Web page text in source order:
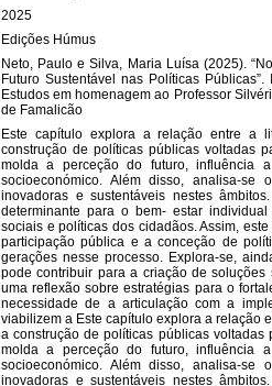
2025
Edições Húmus
Neto, Paulo e Silva, Maria Luísa (2025).
Futuro Sustentável nas Políticas
Estudos em homenagem ao Professor
de Famalicão
Este capítulo explora a relação entre a
construção de políticas públicas voltadas
molda a perceção do futuro, influência
socioeconómico. Além disso, analisa-
inovadoras e sustentáveis nestes
determinante para o bem- estar
sociais e políticas dos cidadãos. Assim,
participação pública e a conceção de
gerações nesse processo. Explora-se,
pode contribuir para a criação de
uma reflexão sobre estratégias para o
necessidade de a articulação com a
viabilizem a Este capítulo explora a relação
a construção de políticas públicas
molda a perceção do futuro, influência
socioeconómico. Além disso, analisa-
inovadoras e sustentáveis nestes